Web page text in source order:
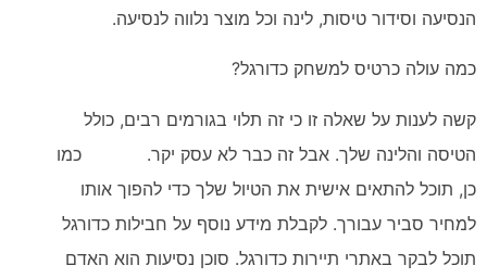
הנסיעה וסידור טיסות, לינה וכל מוצר נלווה לנסיעה.
כמה עולה כרטיס למשחק כדורגל?
קשה לענות על שאלה זו כי זה תלוי בגורמים רבים, כולל
הטיסה והלינה שלך. אבל זה כבר לא עסק יקר. כמו
כן, תוכל להתאים אישית את הטיול שלך כדי להפוך אותו
למחיר סביר עבורך. לקבלת מידע נוסף על חבילות כדורגל
תוכל לבקר באתרי תיירות כדורגל. סוכן נסיעות הוא האדם